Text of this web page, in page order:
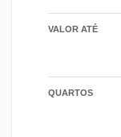
VALOR ATÉ
QUARTOS